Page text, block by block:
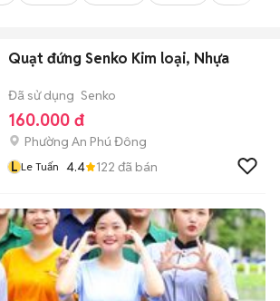
Quạt đứng Senko Kim loại, Nhựa
Đã sử dụng Senko
160.000 đ
Phường An Phú Đông
L Le Tuấn 4.4 122 đã bán